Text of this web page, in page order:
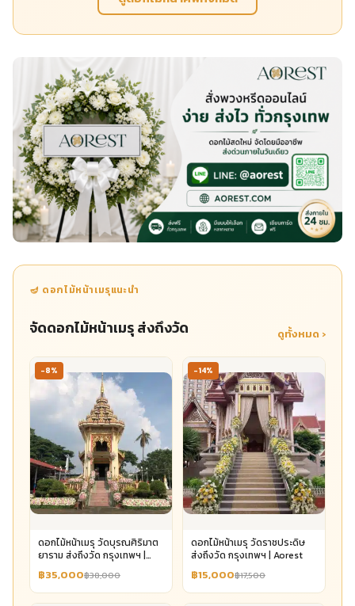
🪔 ดอกไม้หน้าเมรุแนะนำ
จัดดอกไม้หน้าเมรุ ส่งถึงวัด ดูทั้งหมด ›
-8%
ดอกไม้หน้าเมรุ วัดบุรณศิริมาต
ยาราม ส่งถึงวัด กรุงเทพฯ |
฿35,000฿38,000
-14%
ดอกไม้หน้าเมรุ วัดราชประดิษ
ส่งถึงวัด กรุงเทพฯ | Aorest
฿15,000฿17,500